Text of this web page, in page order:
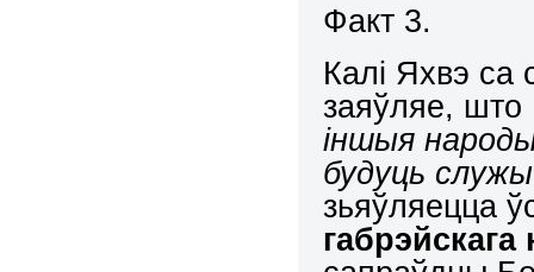
Факт 3.
Калі Яхвэ са
заяўляе, што
іншыя
будуць
зьяўляецца
габрэйскага